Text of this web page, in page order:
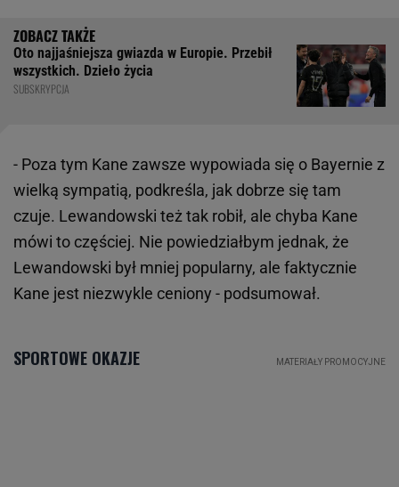
Oto najjaśniejsza gwiazda w Europie. Przebił
wszystkich. Dzieło życia
SUBSKRYPCJA
- Poza tym Kane zawsze wypowiada się o Bayernie z
wielką sympatią, podkreśla, jak dobrze się tam
czuje. Lewandowski też tak robił, ale chyba Kane
mówi to częściej. Nie powiedziałbym jednak, że
Lewandowski był mniej popularny, ale faktycznie
Kane jest niezwykle ceniony - podsumował.